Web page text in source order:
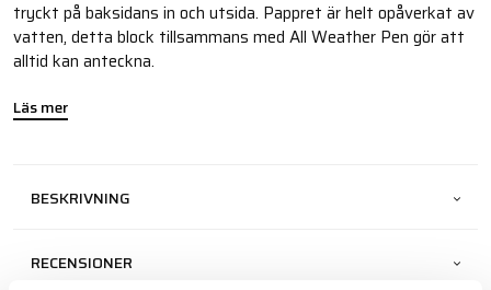
tryckt på baksidans in och utsida. Pappret är helt opåverkat av
vatten, detta block tillsammans med All Weather Pen gör att
alltid kan anteckna.
Läs mer
BESKRIVNING
RECENSIONER